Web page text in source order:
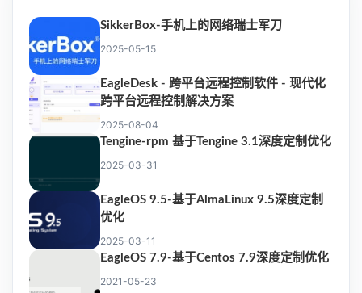
SikkerBox-手机上的网络瑞士军刀
2025-05-15
EagleDesk - 跨平台远程控制软件 - 现代化
跨平台远程控制解决方案
2025-08-04
Tengine-rpm 基于Tengine 3.1深度定制优化
2025-03-31
EagleOS 9.5-基于AlmaLinux 9.5深度定制
优化
2025-03-11
EagleOS 7.9-基于Centos 7.9深度定制优化
2021-05-23